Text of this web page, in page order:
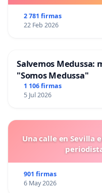
2 781 firmas
22 Feb 2026
Salvemos Medussa:
"Somos Medussa"
1 106 firmas
5 Jul 2026
Una calle en Sevilla
901 firmas
6 May 2026